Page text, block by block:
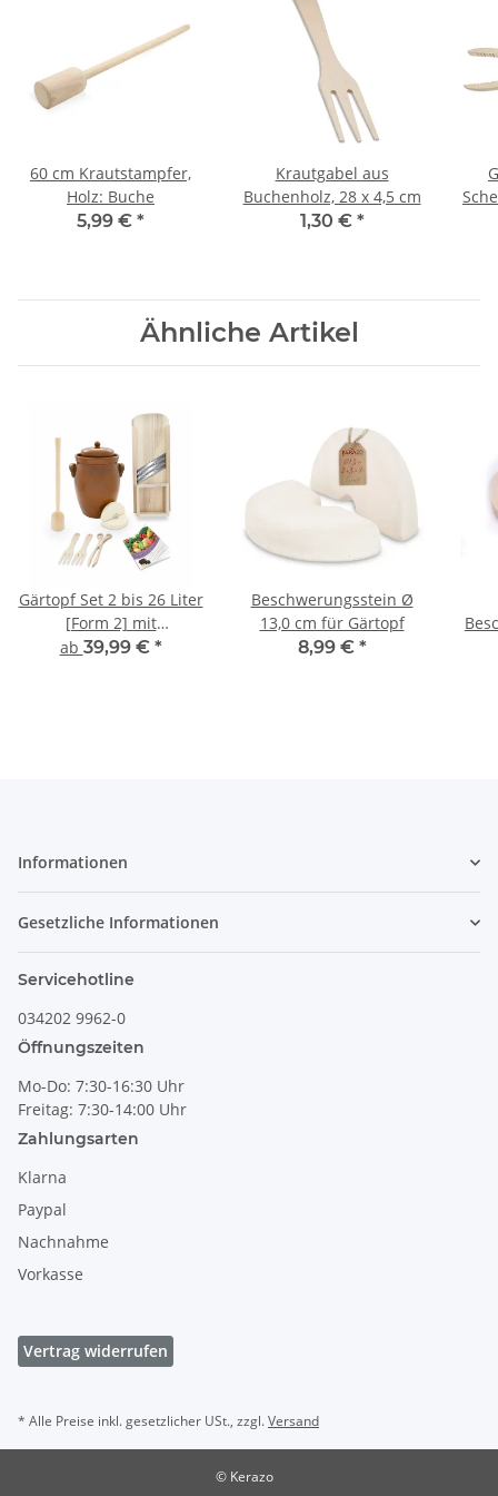
60 cm Krautstampfer,
Holz: Buche
5,99 € *
Krautgabel aus
Buchenholz, 28 x 4,5 cm
1,30 € *
Ähnliche Artikel
Gärtopf Set 2 bis 26 Liter
[Form 2] mit
umfangreichem
ab 39,99 € *
Beschwerungsstein Ø
13,0 cm für Gärtopf
8,99 € *
Informationen
Gesetzliche Informationen
Servicehotline
034202 9962-0
Öffnungszeiten
Mo-Do: 7:30-16:30 Uhr
Freitag: 7:30-14:00 Uhr
Zahlungsarten
Klarna
Paypal
Nachnahme
Vorkasse
Vertrag widerrufen
* Alle Preise inkl. gesetzlicher USt., zzgl.Versand
© Kerazo